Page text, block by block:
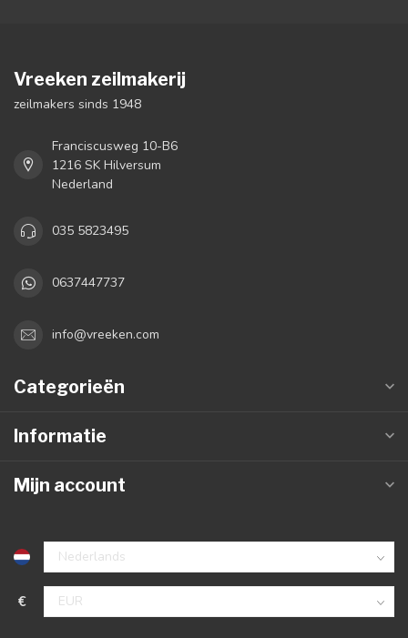
Vreeken zeilmakerij
zeilmakers sinds 1948
Franciscusweg 10-B6
1216 SK Hilversum
Nederland
035 5823495
0637447737
info@vreeken.com
Categorieën
Informatie
Mijn account
€